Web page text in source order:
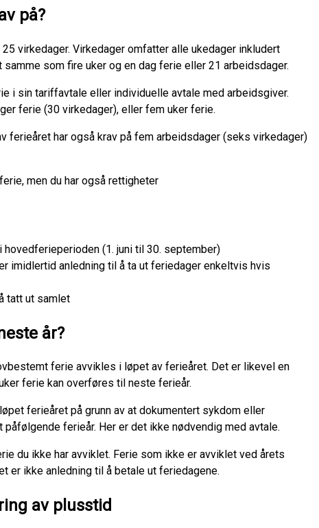
på?
virkedager. Virkedager omfatter alle ukedager inkludert
som fire uker og en dag ferie eller 21 arbeidsdager.
i sin tariffavtale eller individuelle avtale med arbeidsgiver.
ferie (30 virkedager), eller fem uker ferie.
ferieåret har også krav på fem arbeidsdager (seks virkedager)
men du har også rettigheter
hovedferieperioden (1. juni til 30. september)
imidlertid anledning til å ta ut feriedager enkeltvis hvis
tatt ut samlet
år?
ferie avvikles i løpet av ferieåret. Det er likevel en
ferie kan overføres til neste ferieår.
ferieåret på grunn av at dokumentert sykdom eller
ferieår. Her er det ikke nødvendig med avtale.
du ikke har avviklet. Ferie som ikke er avviklet ved årets
er ikke anledning til å betale ut feriedagene.
av plusstid